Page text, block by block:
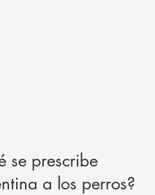
se prescribe
a los perros?